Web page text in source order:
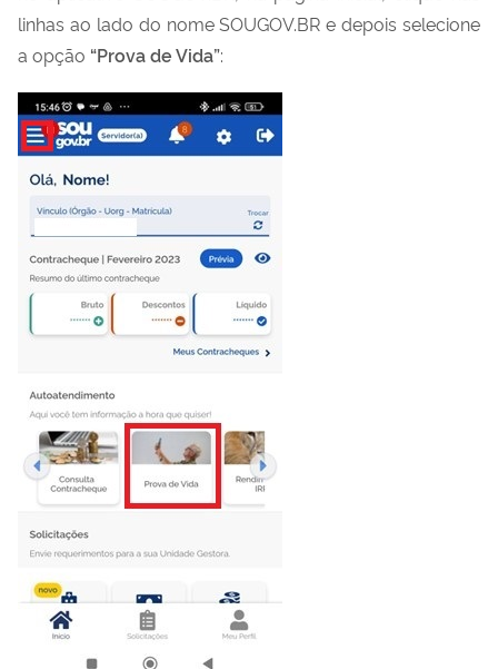
linhas ao lado do nome SOUGOV.BR e depois selecione
a opção “Prova de Vida”: